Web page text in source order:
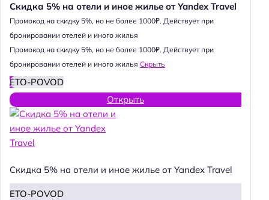
Скидка 5% на отели и иное жилье от Yandex Travel
Промокод на скидку 5%, но не более 1000₽. Действует при
бронировании отелей и иного жилья
Промокод на скидку 5%, но не более 1000₽. Действует при
бронировании отелей и иного жилья Скрыть
ETO-POVOD
Открыть
Скидка 5% на отели и иное жилье от Yandex Travel
ETO-POVOD